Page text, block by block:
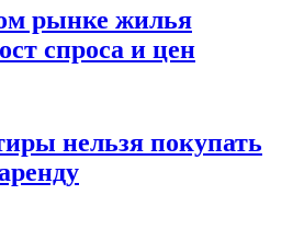
рынке жилья
спроса и цен
нельзя покупать